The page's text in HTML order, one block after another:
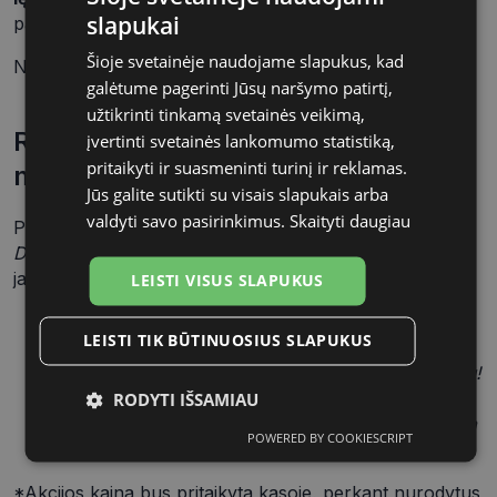
patogiuose komplektuose.
Nepraleiskite progos matyti ryškiai ir sutaupyti!
Rinkitės savo „Diviniti“ komplektą ir
mokėkite mažiau
Paruošėme 2 praktiškus rinkinius su populiariaisiais
Diviniti OxyPro161lęšiais, kad kiekvienas rastų tai, ko
jam reikia labiausiai.
Kompaktiškas rinkinys už 17 € Mokant atskirai
šios prekės kainuotų brangiau, tačiau perkant
komplektą „Optio“ optikoje sumokėsite vos 17 eurų!
Praktiškas rinkinys už 22 €
pasirinkimas tiems, kurie kontaktinius lęšius nešioja
kasdien ir nori didesnės skysčio talpos!
*Akcijos kaina bus pritaikyta kasoje, perkant nurodytus
slapukai
Šioje svetainėje naudojame slapukus, kad
galėtume pagerinti Jūsų naršymo patirtį,
užtikrinti tinkamą svetainės veikimą,
įvertinti svetainės lankomumo statistiką,
pritaikyti ir suasmeninti turinį ir reklamas.
Jūs galite sutikti su visais slapukais arba
valdyti savo pasirinkimus. Skaityti daugiau
LEISTI VISUS SLAPUKUS
LEISTI TIK BŪTINUOSIUS SLAPUKUS
RODYTI IŠSAMIAU
slapukai
Statistikos
slapukai
Rinkodaros
slapukai
POWERED BY COOKIESCRIPT